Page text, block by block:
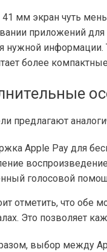
мм экран чуть
приложений
нужной
более
предлагают
Apple Pay для
голосовой
отметить, что обе
Это позволяет
выбор между